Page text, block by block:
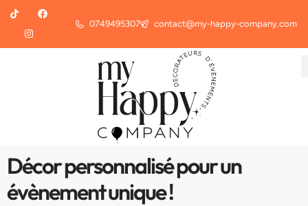
0749495307 contact@my-happy-company.com
Décor personnalisé pour un
évènement unique !